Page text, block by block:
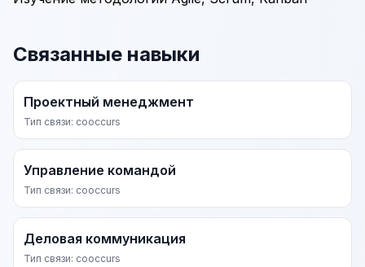
Связанные навыки
Проектный менеджмент
Тип связи: cooccurs
Управление командой
Тип связи: cooccurs
Деловая коммуникация
Тип связи: cooccurs